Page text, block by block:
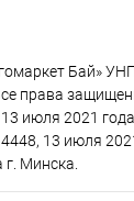
Бай»
права
июля 2021
13 июля
г. Минска.